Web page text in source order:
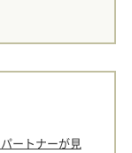
ートナーが見